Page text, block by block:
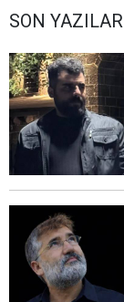
SON YAZILAR